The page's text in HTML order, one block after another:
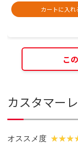
カートに入れ
こ
カスタマー
オススメ度